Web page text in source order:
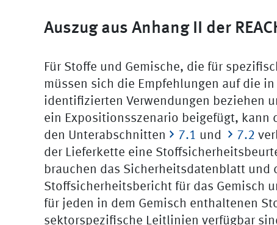
Auszug aus Anhang II der
Für Stoffe und Gemische, die für
müssen sich die Empfehlungen auf die in
identifizierten Verwendungen beziehen
ein Expositionsszenario beigefügt, kann
den Unterabschnitten
7.1 und 7.2
der Lieferkette eine
brauchen das Sicherheitsdatenblatt und
Stoffsicherheitsbericht für das Gemisch
für jeden in dem Gemisch enthaltenen
sektorspezifische Leitlinien verfügbar